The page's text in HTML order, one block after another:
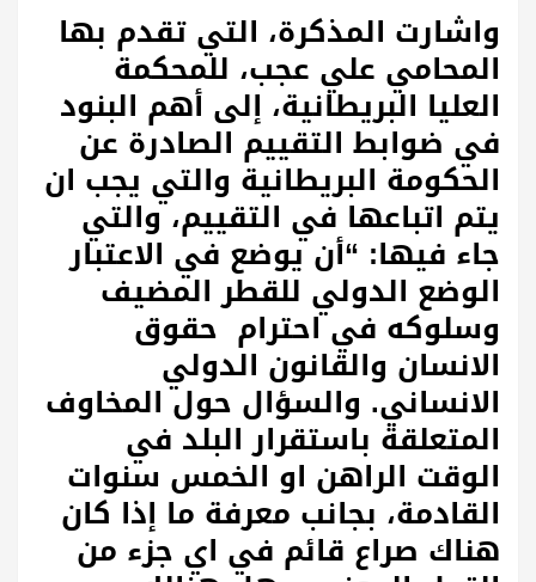
واشارت المذكرة، التي تقدم بها
المحامي علي عجب، للمحكمة
العليا البريطانية، إلى أهم البنود
في ضوابط التقييم الصادرة عن
الحكومة البريطانية والتي يجب ان
يتم اتباعها في التقييم، والتي
جاء فيها: “أن يوضع في الاعتبار
الوضع الدولي للقطر المضيف
وسلوكه في احترام حقوق
الانسان والقانون الدولي
الانساني. والسؤال حول المخاوف
المتعلقة باستقرار البلد في
الوقت الراهن او الخمس سنوات
القادمة، بجانب معرفة ما إذا كان
هناك صراع قائم في اي جزء من